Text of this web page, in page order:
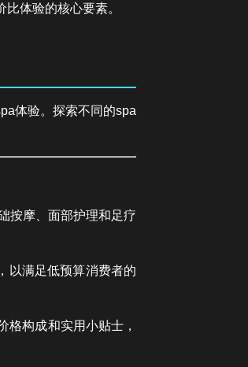
体验的核心要素。
体验。探索不同的spa
按摩、面部护理和足疗
以满足低预算消费者的
格构成和实用小贴士，